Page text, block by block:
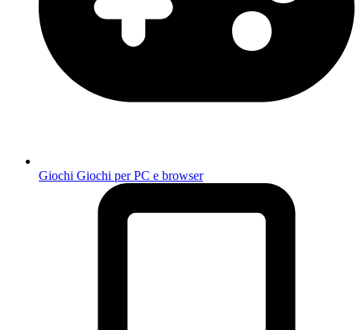
Giochi Giochi per PC e browser